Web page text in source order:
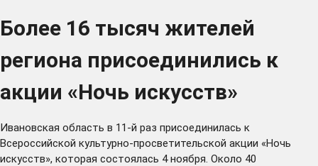
Более 16 тысяч жителей
региона присоединились к
акции «Ночь искусств»
Ивановская область в 11-й раз присоединилась к
Всероссийской культурно-просветительской акции «Ночь
искусств», которая состоялась 4 ноября. Около 40